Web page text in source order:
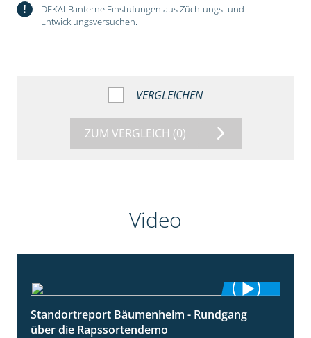
!
DEKALB interne Einstufungen aus Züchtungs- und
Entwicklungsversuchen.
VERGLEICHEN
ZUM VERGLEICH (0)
Video
6:03
Standortreport Bäumenheim - Rundgang
über die Rapssortendemo